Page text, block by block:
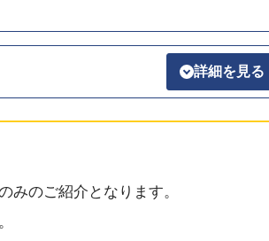
詳細を見る
みのご紹介となります。